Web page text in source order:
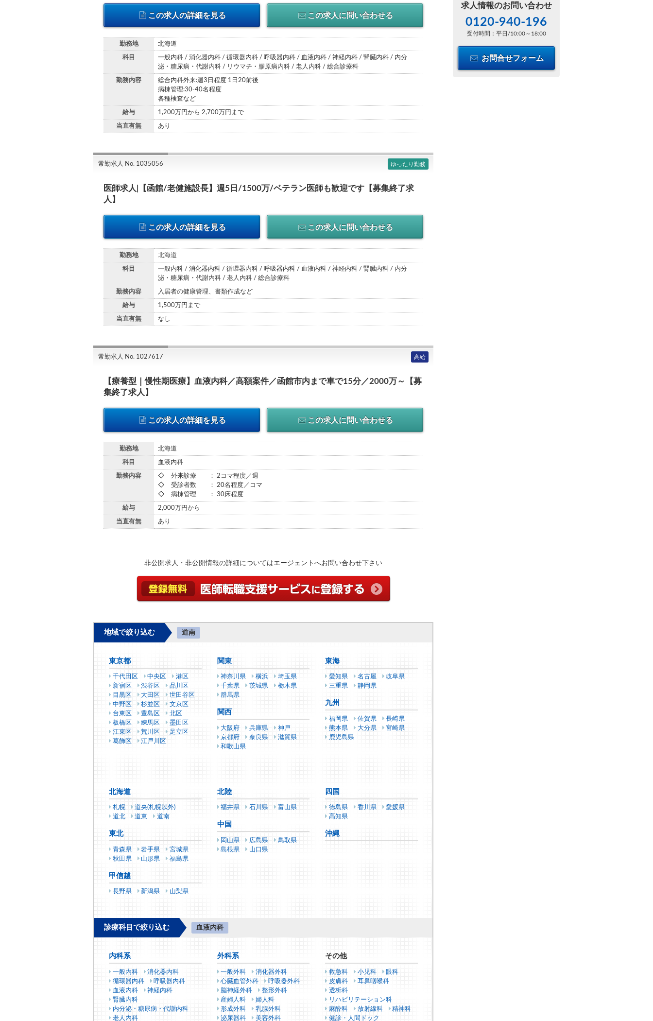
この求人の詳細を見る この求人に問い合わせる
勤務地 北海道
科目
一般内科 / 消化器内科 / 循環器内科 / 呼吸器内科 / 血液内科 / 神経内科 / 腎臓内科 / 内分
泌・糖尿病・代謝内科 / リウマチ・膠原病内科 / 老人内科 / 総合診療科
勤務内容
総合内科外来:週3日程度 1日20前後
病棟管理:30-40名程度
各種検査など
給与 1,200万円から 2,700万円まで
当直有無 あり
常勤求人 No. 1035056 ゆったり勤務
医師求人|【函館/老健施設長】週5日/1500万/ベテラン医師も歓迎です【募集終了求
人】
この求人の詳細を見る この求人に問い合わせる
勤務地 北海道
科目
一般内科 / 消化器内科 / 循環器内科 / 呼吸器内科 / 血液内科 / 神経内科 / 腎臓内科 / 内分
泌・糖尿病・代謝内科 / 老人内科 / 総合診療科
勤務内容 入居者の健康管理、書類作成など
給与 1,500万円まで
当直有無 なし
常勤求人 No. 1027617 高給
【療養型｜慢性期医療】血液内科／高額案件／函館市内まで車で15分／2000万～【募
集終了求人】
この求人の詳細を見る この求人に問い合わせる
勤務地 北海道
科目 血液内科
勤務内容
◇ 外来診療 ： 2コマ程度／週
◇ 受診者数 ： 20名程度／コマ
◇ 病棟管理 ： 30床程度
給与 2,000万円から
当直有無 あり
非公開求人・非公開情報の詳細についてはエージェントへお問い合わせ下さい
地域で絞り込む 道南
東京都
千代田区 中央区
港区
新宿区
渋谷区
品川区
目黒区
大田区
世田谷区
中野区
杉並区
文京区
台東区
豊島区
北区
板橋区
練馬区
墨田区
江東区
荒川区
足立区
葛飾区
江戸川区
関東
神奈川県 横浜
埼玉県
千葉県
茨城県
栃木県
群馬県
関西
大阪府 兵庫県
神戸
京都府
奈良県
滋賀県
和歌山県
東海
愛知県 名古屋
岐阜県
三重県
静岡県
九州
福岡県 佐賀県
長崎県
熊本県
大分県
宮崎県
鹿児島県
北海道
札幌
道央(札幌以外)
道北
道東 道南
東北
青森県 岩手県
宮城県
秋田県
山形県 福島県
甲信越
長野県 新潟県 山梨県
北陸
福井県 石川県 富山県
中国
岡山県 広島県
鳥取県
島根県
山口県
四国
徳島県 香川県
愛媛県
高知県
沖縄
診療科目で絞り込む 血液内科
内科系
一般内科
消化器内科
循環器内科
呼吸器内科
血液内科
神経内科
腎臓内科
内分泌・糖尿病・代謝内科
老人内科
外科系
一般外科
消化器外科
心臓血管外科
呼吸器外科
脳神経外科
整形外科
産婦人科
婦人科
形成外科
乳腺外科
泌尿器科
美容外科
その他
救急科 小児科
眼科
皮膚科
耳鼻咽喉科
透析科
リハビリテーション科
麻酔科
放射線科
精神科
健診・人間ドック
求人情報のお問い合わせ
0120-940-196
受付時間：平日/10:00～18:00
お問合せフォーム